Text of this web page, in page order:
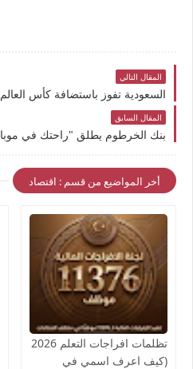
المقال التالي
المقال السابق
أخر المواضيع من قسم : اقتصاد
تظلمات افراجات التعلم 2026
(كيف اعرف اسمي في